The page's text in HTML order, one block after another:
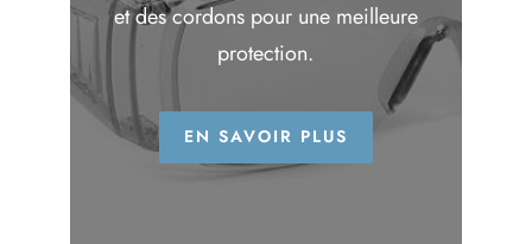
et des cordons pour une meilleure
protection.
EN SAVOIR PLUS